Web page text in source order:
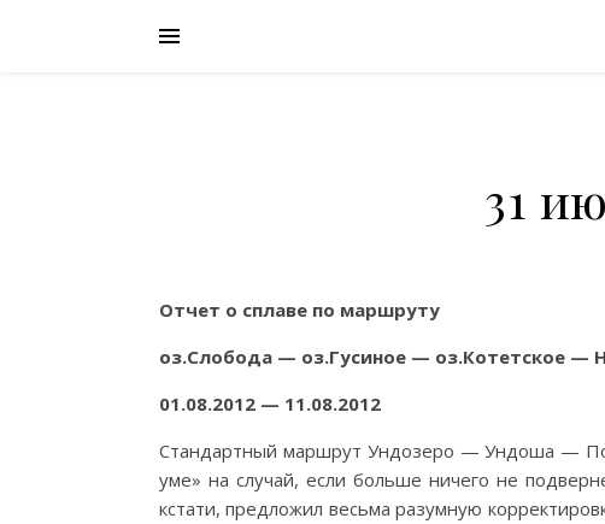
31
Отчет о сплаве по маршруту
оз.Слобода — оз.Гусиное — оз.Котетское
01.08.2012 — 11.08.2012
Стандартный маршрут Ундозеро — Ундоша —
уме» на случай, если больше ничего не
кстати, предложил весьма разумную